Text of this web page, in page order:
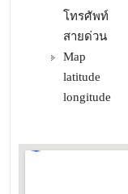
โทรศัพท์
สายด่วน
Map
latitude
longitude